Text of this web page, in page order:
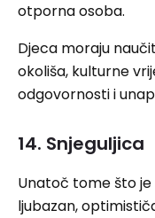
otporna osoba.
Djeca moraju
okoliša, kulturne
odgovornosti i
14. Snjeguljica
Unatoč tome što je
ljubazan,